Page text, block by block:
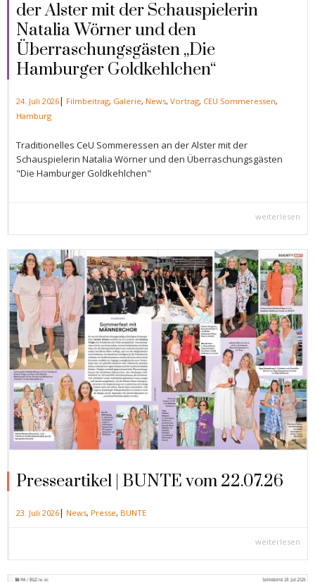
der Alster mit der Schauspielerin
Natalia Wörner und den
Überraschungsgästen „Die
Hamburger Goldkehlchen“
24. Juli 2026| Filmbeitrag, Galerie, News, Vortrag, CEU Sommeressen,
Hamburg
Traditionelles CeU Sommeressen an der Alster mit der
Schauspielerin Natalia Wörner und den Überraschungsgästen
"Die Hamburger Goldkehlchen"
weiterlesen
Presseartikel | BUNTE vom 22.07.26
23. Juli 2026| News, Presse, BUNTE
weiterlesen